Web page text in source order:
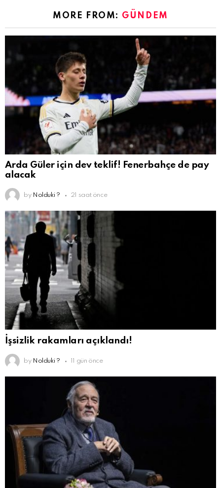
MORE FROM: GÜNDEM
Arda Güler için dev teklif! Fenerbahçe de pay
alacak
by Nolduki ? 21 saat önce
İşsizlik rakamları açıklandı!
by Nolduki ? 11 gün önce